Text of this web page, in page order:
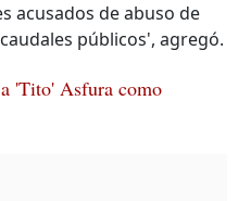
acusados de abuso de
públicos', agregó.
'Tito' Asfura como